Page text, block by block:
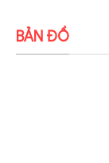
BẢN ĐỒ